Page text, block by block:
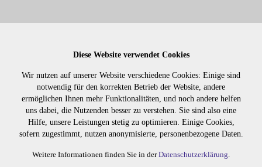
Art. Nr:
14265.5
Wiederbeschaffung in ca.: 5 Arbeitstagen
Login sichtbar. Bitte loggen Sie
Diese Website verwendet Cookies
Wir nutzen auf unserer Website verschiedene Cookies: Einige sind
notwendig für den korrekten Betrieb der Website, andere
ermöglichen Ihnen mehr Funktionalitäten, und noch andere helfen
uns dabei, die Nutzenden besser zu verstehen. Sie sind also eine
Hilfe, unsere Leistungen stetig zu optimieren. Einige Cookies,
sofern zugestimmt, nutzen anonymisierte, personenbezogene Daten.
Weitere Informationen finden Sie in derDatenschutzerklärung.